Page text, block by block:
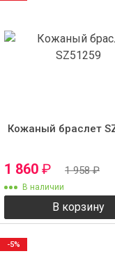
Кожаный браслет
1 860 ₽ 1 958₽
В наличии
В корзину
-5%